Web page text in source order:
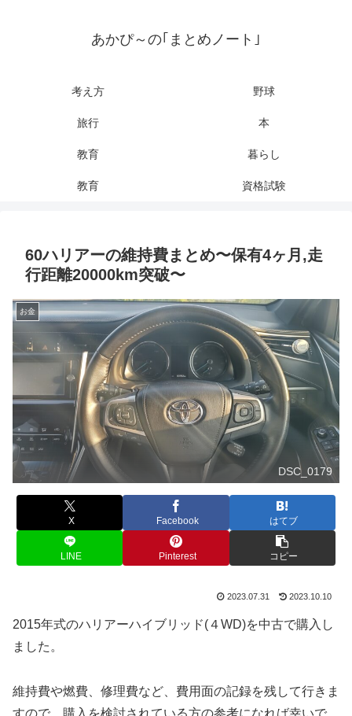
あかぴ～の｢まとめノート｣
考え方 野球
旅行 本
教育 暮らし
教育 資格試験
60ハリアーの維持費まとめ〜保有4ヶ月,走
行距離20000km突破〜
お金
DSC_0179
X Facebook はてブ
LINE Pinterest コピー
2023.07.31 2023.10.10
2015年式のハリアーハイブリッド(４WD)を中古で購入し
ました。
維持費や燃費、修理費など、費用面の記録を残して行きま
すので、購入を検討されている方の参考になれば幸いで